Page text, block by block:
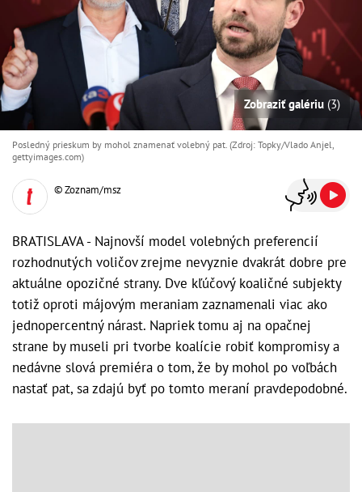
Zobraziť galériu (3)
Posledný prieskum by mohol znamenať volebný pat. (Zdroj: Topky/Vlado Anjel,
gettyimages.com)
© Zoznam/msz
BRATISLAVA - Najnovší model volebných preferencií
rozhodnutých voličov zrejme nevyznie dvakrát dobre pre
aktuálne opozičné strany. Dve kľúčový koaličné subjekty
totiž oproti májovým meraniam zaznamenali viac ako
jednopercentný nárast. Napriek tomu aj na opačnej
strane by museli pri tvorbe koalície robiť kompromisy a
nedávne slová premiéra o tom, že by mohol po voľbách
nastať pat, sa zdajú byť po tomto meraní pravdepodobné.